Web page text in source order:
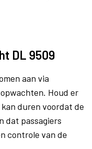
DL 9509
aan via
Houd er
duren voordat de
dat passagiers
controle van de